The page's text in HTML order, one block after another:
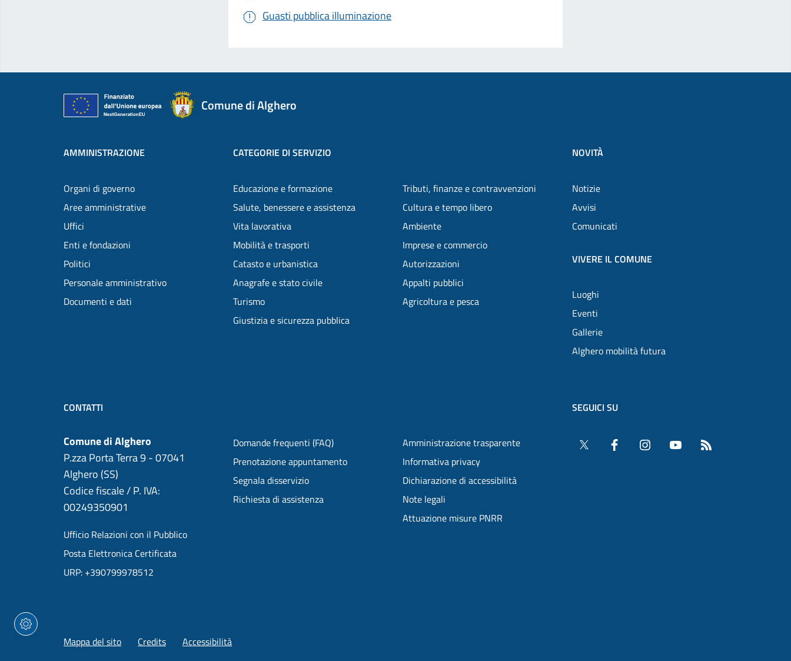
Guasti pubblica illuminazione
Comune di Alghero
AMMINISTRAZIONE
Organi di governo
Aree amministrative
Uffici
Enti e fondazioni
Politici
Personale amministrativo
Documenti e dati
CATEGORIE DI SERVIZIO
Educazione e formazione
Salute, benessere e assistenza
Vita lavorativa
Mobilità e trasporti
Catasto e urbanistica
Anagrafe e stato civile
Turismo
Giustizia e sicurezza pubblica
Tributi, finanze e contravvenzioni
Cultura e tempo libero
Ambiente
Imprese e commercio
Autorizzazioni
Appalti pubblici
Agricoltura e pesca
NOVITÀ
Notizie
Avvisi
Comunicati
VIVERE IL COMUNE
Luoghi
Eventi
Gallerie
Alghero mobilità futura
CONTATTI
Comune di Alghero
P.zza Porta Terra 9 - 07041
Alghero (SS)
Codice fiscale / P. IVA:
00249350901
Ufficio Relazioni con il Pubblico
Posta Elettronica Certificata
URP: +390799978512
Domande frequenti (FAQ)
Prenotazione appuntamento
Segnala disservizio
Richiesta di assistenza
Amministrazione trasparente
Informativa privacy
Dichiarazione di accessibilità
Note legali
Attuazione misure PNRR
SEGUICI SU
Twitter Facebook InstagramYouTube
Mappa del sito Credits Accessibilità